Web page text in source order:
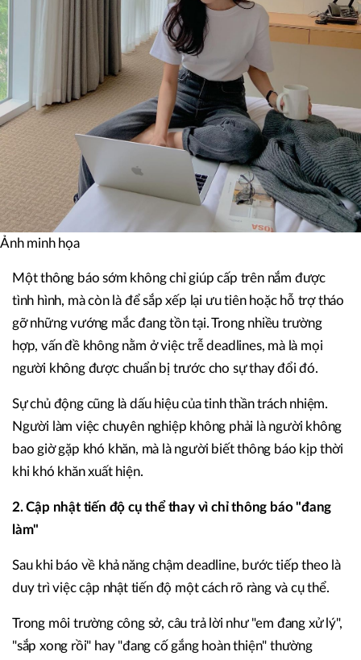
Ảnh minh họa
Một thông báo sớm không chỉ giúp cấp trên nắm được
tình hình, mà còn là để sắp xếp lại ưu tiên hoặc hỗ trợ tháo
gỡ những vướng mắc đang tồn tại. Trong nhiều trường
hợp, vấn đề không nằm ở việc trễ deadlines, mà là mọi
người không được chuẩn bị trước cho sự thay đổi đó.
Sự chủ động cũng là dấu hiệu của tinh thần trách nhiệm.
Người làm việc chuyên nghiệp không phải là người không
bao giờ gặp khó khăn, mà là người biết thông báo kịp thời
khi khó khăn xuất hiện.
2. Cập nhật tiến độ cụ thể thay vì chỉ thông báo "đang
làm"
Sau khi báo về khả năng chậm deadline, bước tiếp theo là
duy trì việc cập nhật tiến độ một cách rõ ràng và cụ thể.
Trong môi trường công sở, câu trả lời như "em đang xử lý",
"sắp xong rồi" hay "đang cố gắng hoàn thiện" thường